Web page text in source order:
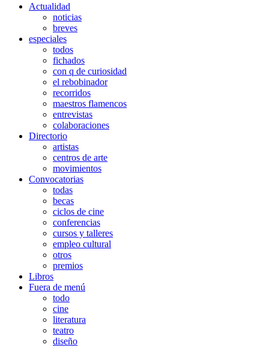
Actualidad
noticias
breves
especiales
todos
fichados
con q de curiosidad
el rebobinador
recorridos
maestros flamencos
entrevistas
colaboraciones
Directorio
artistas
centros de arte
movimientos
Convocatorias
todas
becas
ciclos de cine
conferencias
cursos y talleres
empleo cultural
otros
premios
Libros
Fuera de menú
todo
cine
literatura
teatro
diseño